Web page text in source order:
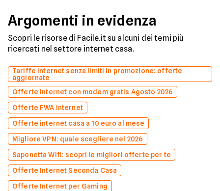
Argomenti in evidenza
Scopri le risorse di Facile.it su alcuni dei temi più
ricercati nel settore internet casa.
Tariffe internet senza limiti in promozione: offerte
aggiornate
Offerte Internet con modem gratis Agosto 2026
Offerte FWA Internet
Offerte internet casa a 10 euro al mese
Migliore VPN: quale scegliere nel 2026
Saponetta Wifi: scopri le migliori offerte per te
Offerte Internet Seconda Casa
Offerte Internet per Gaming